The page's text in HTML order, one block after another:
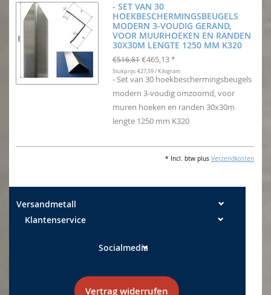
- SET VAN 30
HOEKBESCHERMINGSBEUGELS
MODERN 3-VOUDIG GERAND,
VOOR MUURHOEKEN EN RANDEN
30X30M LENGTE 1250 MM K320
€516,81 €465,13 *
Stukprijs: €27,59 / Kilogram
- Set van 30 hoekbeschermingsbeugels
modern 3-voudig omzoomd, voor
muren hoeken en randen 30x30m
lengte 1250 mm K320
* Incl. btw plus Verzendkosten
Versandmetall
Klantenservice
Socialmedia
Vertrag widerrufen